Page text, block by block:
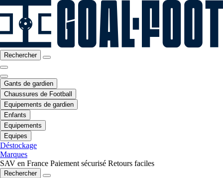
Rechercher
Gants de gardien
Chaussures de Football
Equipements de gardien
Enfants
Equipements
Equipes
Déstockage
Marques
SAV en France Paiement sécurisé Retours faciles
Rechercher